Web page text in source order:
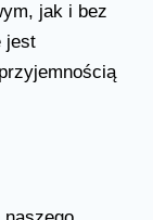
jak i bez
jest